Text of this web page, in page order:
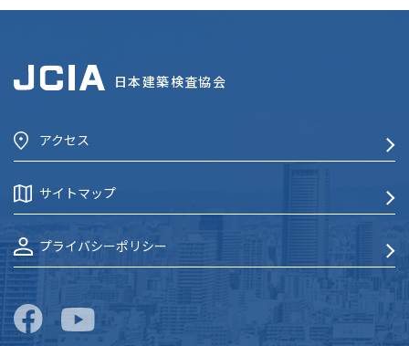
日本建築検査協会
アクセス
サイトマップ
プライバシーポリシー